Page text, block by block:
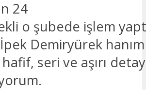
24
o şubede işlem
Demiryürek
seri ve aşırı